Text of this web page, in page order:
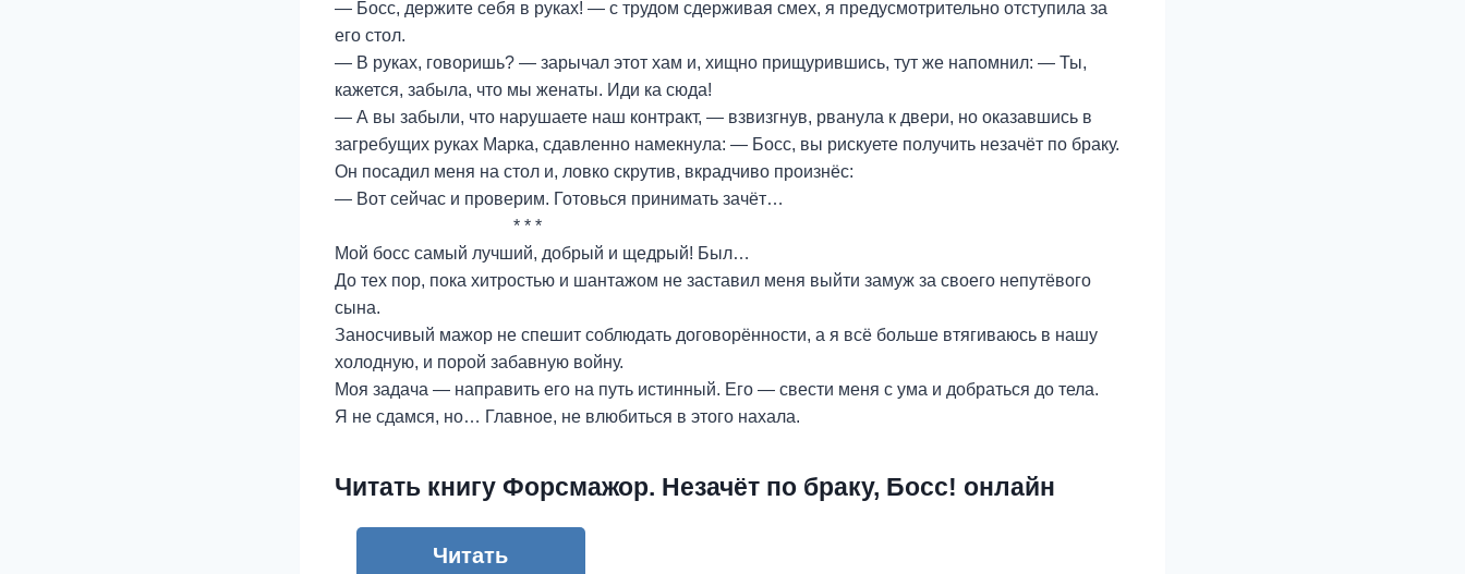
— Босс, держите себя в руках! — с трудом сдерживая смех, я предусмотрительно отступила за
его стол.
— В руках, говоришь? — зарычал этот хам и, хищно прищурившись, тут же напомнил: — Ты,
кажется, забыла, что мы женаты. Иди ка сюда!
— А вы забыли, что нарушаете наш контракт, — взвизгнув, рванула к двери, но оказавшись в
загребущих руках Марка, сдавленно намекнула: — Босс, вы рискуете получить незачёт по браку.
Он посадил меня на стол и, ловко скрутив, вкрадчиво произнёс:
— Вот сейчас и проверим. Готовься принимать зачёт…
* * *
Мой босс самый лучший, добрый и щедрый! Был…
До тех пор, пока хитростью и шантажом не заставил меня выйти замуж за своего непутёвого
сына.
Заносчивый мажор не спешит соблюдать договорённости, а я всё больше втягиваюсь в нашу
холодную, и порой забавную войну.
Моя задача — направить его на путь истинный. Его — свести меня с ума и добраться до тела.
Я не сдамся, но… Главное, не влюбиться в этого нахала.
Читать книгу Форсмажор. Незачёт по браку, Босс! онлайн
Читать